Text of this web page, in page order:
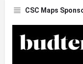
CSC Maps